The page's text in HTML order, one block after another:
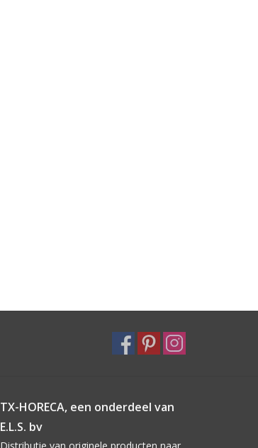
TX-HORECA, een onderdeel van
E.L.S. bv